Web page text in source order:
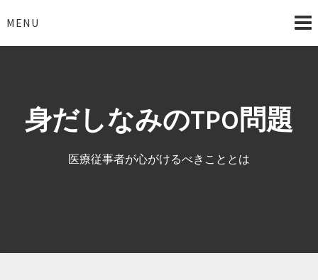
toMENU
身だしなみのTPO問題
医療従事者が心がけるべきこととは